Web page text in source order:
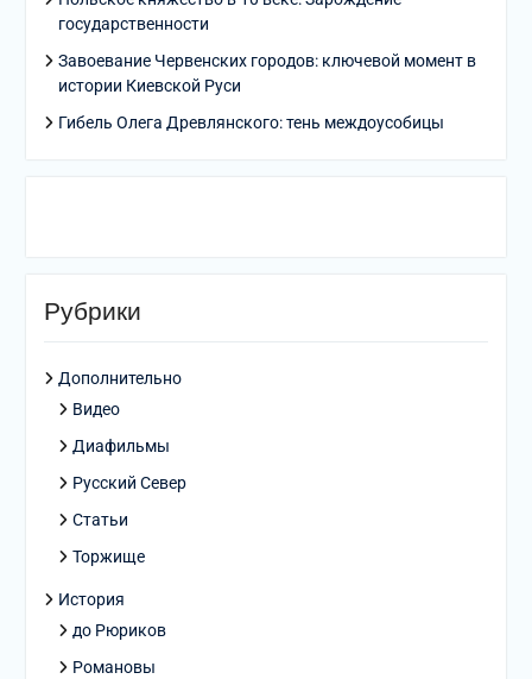
государственности
Завоевание Червенских городов: ключевой момент в
истории Киевской Руси
Гибель Олега Древлянского: тень междоусобицы
Рубрики
Дополнительно
Видео
Диафильмы
Русский Север
Статьи
Торжище
История
до Рюриков
Романовы